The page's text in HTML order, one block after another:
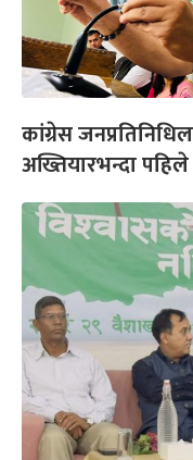
कांग्रेस
अख्तियारभन्दा